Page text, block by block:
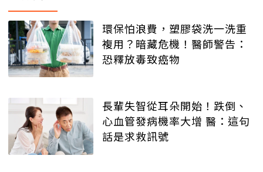
環保怕浪費，塑膠袋洗一洗重
複用？暗藏危機！醫師警告：
恐釋放毒致癌物
長輩失智從耳朵開始！跌倒、
心血管發病機率大增 醫：這句
話是求救訊號